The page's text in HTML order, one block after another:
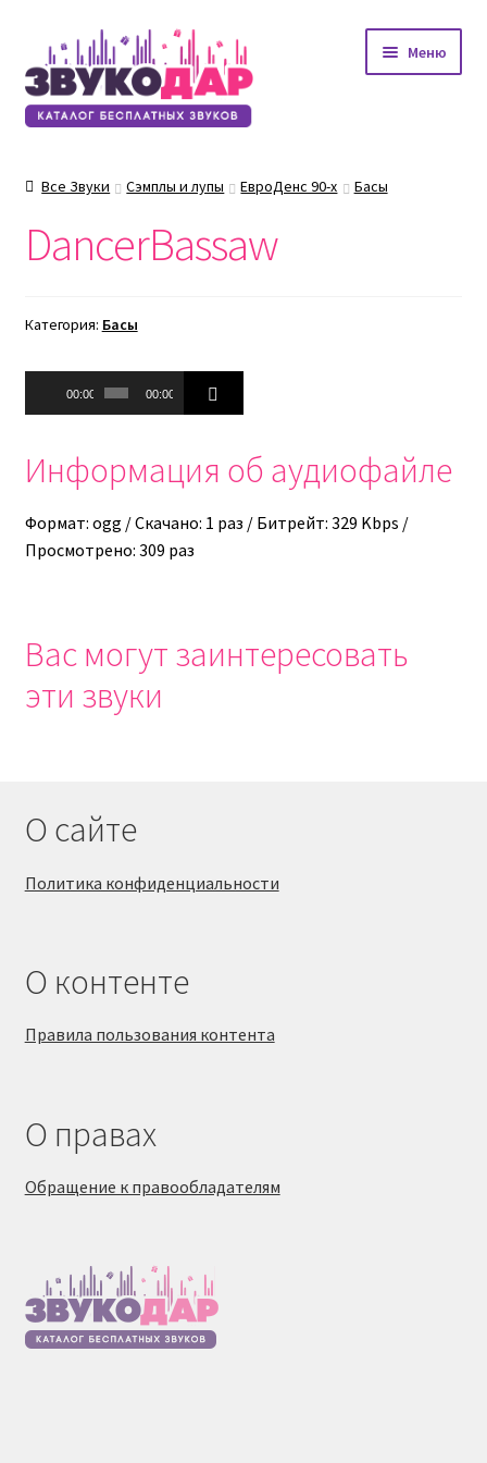
Перейти
к
навигации
Перейти
к
содержимому
Меню
Все Звуки Сэмплы и лупы ЕвроДенс 90-х Басы
DancerBassaw
Категория: Басы
Аудиоплеер
00:00 00:00
Информация об аудиофайле
Формат: ogg / Скачано: 1 раз / Битрейт: 329 Kbps /
Просмотрено: 309 раз
Вас могут заинтересовать
эти звуки
О сайте
Политика конфиденциальности
О контенте
Правила пользования контента
О правах
Обращение к правообладателям